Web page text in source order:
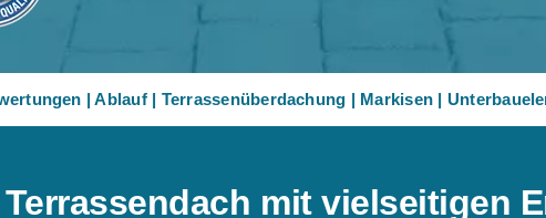
|Ablauf| Terrassenüberdachung | Markisen |
mit vielseitigen